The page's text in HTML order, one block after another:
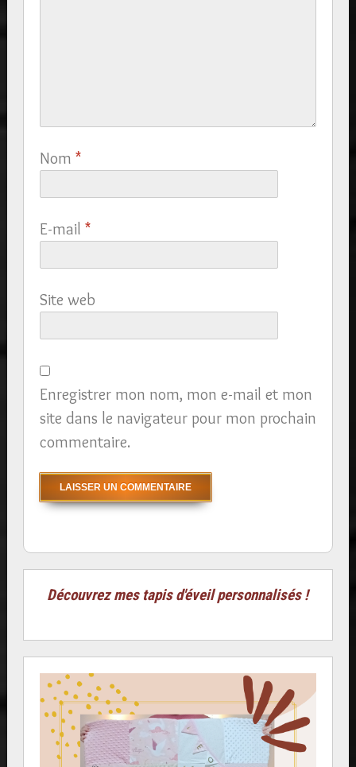
Nom *
E-mail *
Site web
Enregistrer mon nom, mon e-mail et mon
site dans le navigateur pour mon prochain
commentaire.
Découvrez mes tapis d'éveil personnalisés !